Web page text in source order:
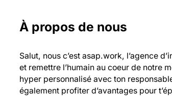
À propos de nous
Salut, nous c’est asap.work, l’agence
et remettre l’humain au coeur de notre
hyper personnalisé avec ton
également profiter d’avantages pour